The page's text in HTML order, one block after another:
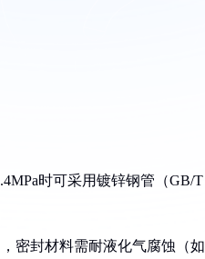
时可采用镀锌钢管（GB/T
密封材料需耐液化气腐蚀（如